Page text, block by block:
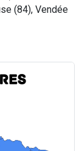
(84), Vendée